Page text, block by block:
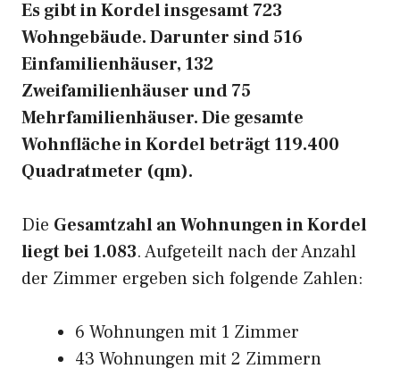
Es gibt in Kordel insgesamt 723
Wohngebäude. Darunter sind 516
Einfamilienhäuser, 132
Zweifamilienhäuser und 75
Mehrfamilienhäuser. Die gesamte
Wohnfläche in Kordel beträgt 119.400
Quadratmeter (qm).
Die Gesamtzahl an Wohnungen in Kordel
liegt bei 1.083. Aufgeteilt nach der Anzahl
der Zimmer ergeben sich folgende Zahlen:
6 Wohnungen mit 1 Zimmer
43 Wohnungen mit 2 Zimmern